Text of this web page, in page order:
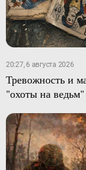
20:27, 6 августа 2026
Тревожность и
"охоты на